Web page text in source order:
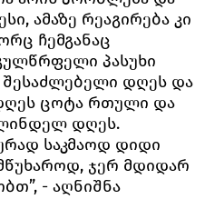
ამაზე რეაგირება კი
ჩემგანაც
პასუხი
შესაძლებელი დღეს და
ცოტა რთული და
დღეს.
საკმაოდ დიდი
ჯერ მდიდარ
- აღნიშნა